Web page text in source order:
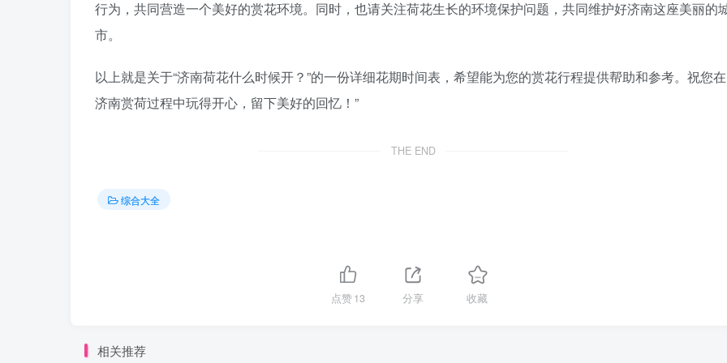
行为，共同营造一个美好的赏花环境。同时，也请关注荷花生长的环境保护问题，共同维护好济南这座美丽的
市。
以上就是关于“济南荷花什么时候开？”的一份详细花期时间表，希望能为您的赏花行程提供帮助和参考。祝您在
济南赏荷过程中玩得开心，留下美好的回忆！”
THE END
综合大全
点赞13 分享 收藏
相关推荐